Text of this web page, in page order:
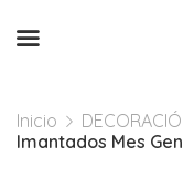
Inicio
Imantados Mes